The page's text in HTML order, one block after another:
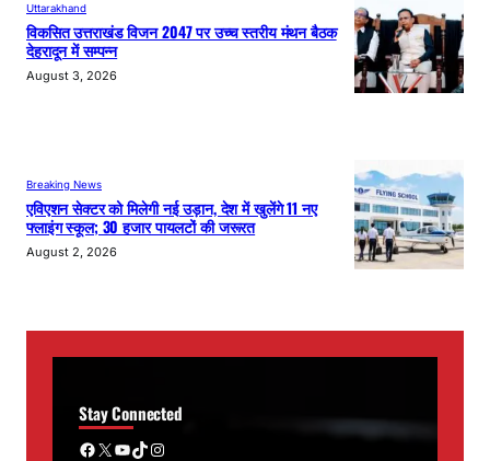
Uttarakhand
विकसित उत्तराखंड विजन 2047 पर उच्च स्तरीय मंथन बैठक
देहरादून में सम्पन्न
August 3, 2026
Breaking News
एविएशन सेक्टर को मिलेगी नई उड़ान, देश में खुलेंगे 11 नए
फ्लाइंग स्कूल; 30 हजार पायलटों की जरूरत
August 2, 2026
Stay Connected
Facebook X YouTube TikTok Instagram